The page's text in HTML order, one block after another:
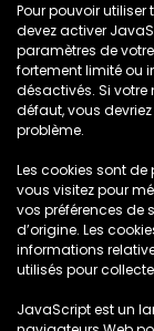
Pour pouvoir
devez activer
paramètres de
fortement limité ou
désactivés. Si
défaut, vous
problème.
Les cookies sont de
vous visitez pour
vos préférences de
d’origine. Les
informations
utilisés pour
JavaScript est un